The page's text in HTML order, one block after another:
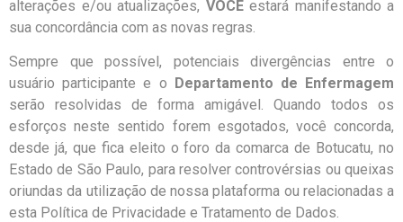
alterações e/ou atualizações, VOCÊestará manifestando a
sua concordância com as novas regras.
Sempre que possível, potenciais divergências entre o
usuário participante e o Departamento de Enfermagem
serão resolvidas de forma amigável. Quando todos os
esforços neste sentido forem esgotados, você concorda,
desde já, que fica eleito o foro da comarca de Botucatu, no
Estado de São Paulo, para resolver controvérsias ou queixas
oriundas da utilização de nossa plataforma ou relacionadas a
esta Política de Privacidade e Tratamento de Dados.